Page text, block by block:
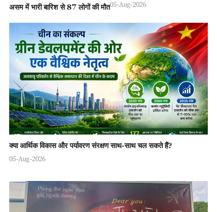
असम में भारी बारिश से 87 लोगों की मौत05-Aug-2026
क्या आर्थिक विकास और पर्यावरण संरक्षण साथ-साथ चल सकते हैं?
05-Aug-2026